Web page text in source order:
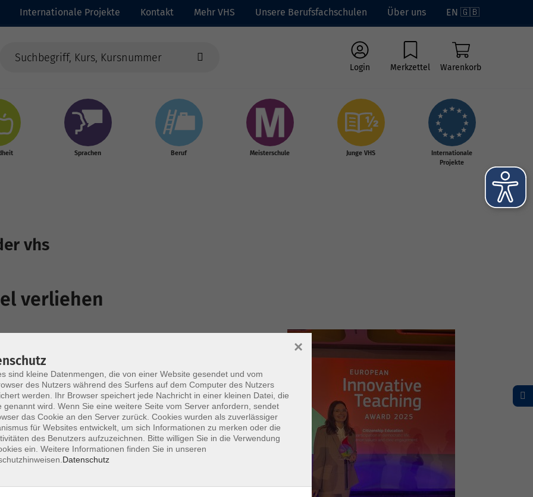
Internationale Projekte Kontakt Mehr VHS Unsere Berufsfachschulen Über uns EN 🇬🇧
Login Merkzettel Warenkorb
Sprachen Beruf Meisterschule Junge VHS
Internationale
Projekte
vhs
verliehen
den EITA Award 2025 im Bereich
Wir freuen uns sehr über diese
SPACE (Seniors Perceive A Common
der Lehrkräfte, die Senioren
Deutschland, Spanien, Bulgarien,
vermittelt und sie zu aktiven
gemacht haben.
sind kleine Datenmengen, die von einer Website gesendet und vom
des Nutzers während des Surfens auf dem Computer des Nutzers
werden. Ihr Browser speichert jede Nachricht in einer kleinen Datei, die
genannt wird. Wenn Sie eine weitere Seite vom Server anfordern, sendet
das Cookie an den Server zurück. Cookies wurden als zuverlässiger
für Websites entwickelt, um sich Informationen zu merken oder die
des Benutzers aufzuzeichnen. Bitte willigen Sie in die Verwendung
ein. Weitere Informationen finden Sie in unseren
Datenschutz
×